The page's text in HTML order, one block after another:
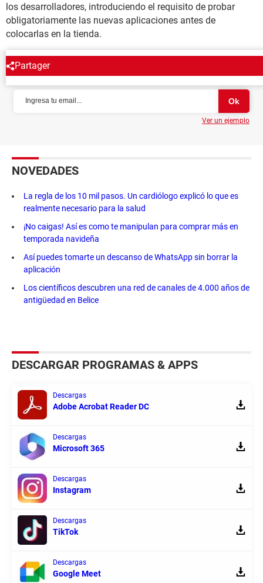
los desarrolladores, introduciendo el requisito de probar
obligatoriamente las nuevas aplicaciones antes de
colocarlas en la tienda.
Partager
NEWSLETTER
Ver un ejemplo
NOVEDADES
La regla de los 10 mil pasos. Un cardiólogo explicó lo que es
realmente necesario para la salud
¡No caigas! Así es como te manipulan para comprar más en
temporada navideña
Así puedes tomarte un descanso de WhatsApp sin borrar la
aplicación
Los científicos descubren una red de canales de 4.000 años de
antigüedad en Belice
DESCARGAR PROGRAMAS & APPS
Descargas
Adobe Acrobat Reader DC
Descargas
Microsoft 365
Descargas
Instagram
Descargas
TikTok
Descargas
Google Meet